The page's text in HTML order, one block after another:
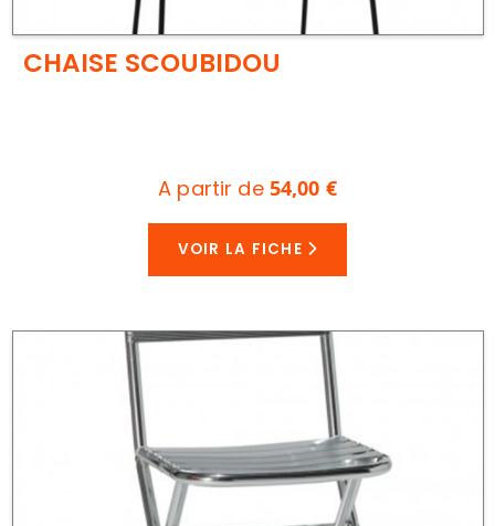
CHAISE SCOUBIDOU
A partir de 54,00 €
VOIR LA FICHE